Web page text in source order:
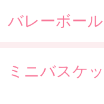
バレーボー
ミニバスケ